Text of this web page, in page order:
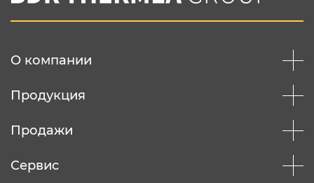
конфеденциальности
О компании
Продукция
Продажи
Сервис